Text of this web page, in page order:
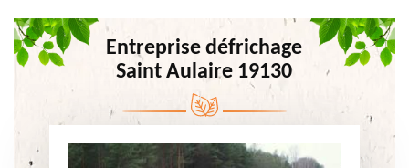
Entreprise défrichage
Saint Aulaire 19130